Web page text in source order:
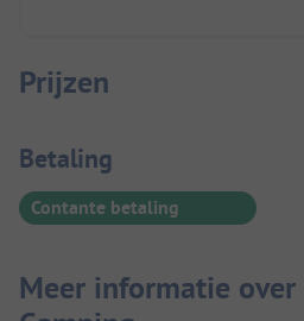
Prijzen
Betaalinformatie
Betaling
Contante betaling
Meer informatie